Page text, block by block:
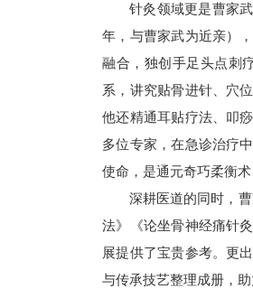
针灸领域更是曹家
年，与曹家武为近亲）
融合，独创手足头点刺
系，讲究贴骨进针、穴
他还精通耳贴疗法、叩
多位专家，在急诊治疗
使命，是通元奇巧柔衡
深耕医道的同时，
法》《论坐骨神经痛针
展提供了宝贵参考。更
与传承技艺整理成册，